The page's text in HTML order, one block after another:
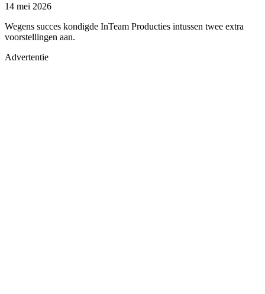
14 mei 2026
Wegens succes kondigde InTeam Producties intussen twee extra
voorstellingen aan.
Advertentie